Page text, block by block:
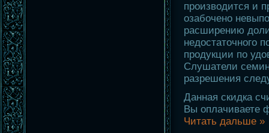
производится и
озабочено
расширению
недостаточного
продукции по
Слушатели
разрешения
Данная скидка
Вы оплачиваете
Читать дальше »